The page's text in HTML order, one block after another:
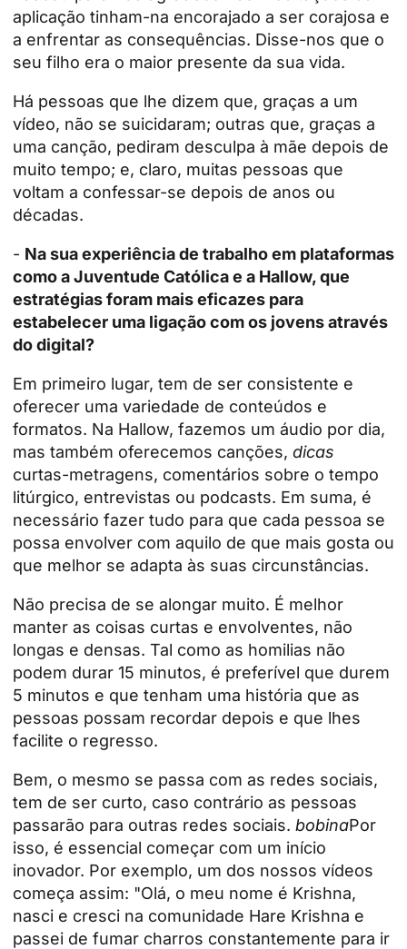
aplicação tinham-na encorajado a ser corajosa e
a enfrentar as consequências. Disse-nos que o
seu filho era o maior presente da sua vida.
Há pessoas que lhe dizem que, graças a um
vídeo, não se suicidaram; outras que, graças a
uma canção, pediram desculpa à mãe depois de
muito tempo; e, claro, muitas pessoas que
voltam a confessar-se depois de anos ou
décadas.
- Na sua experiência de trabalho em plataformas
como a Juventude Católica e a Hallow, que
estratégias foram mais eficazes para
estabelecer uma ligação com os jovens através
do digital?
Em primeiro lugar, tem de ser consistente e
oferecer uma variedade de conteúdos e
formatos. Na Hallow, fazemos um áudio por dia,
mas também oferecemos canções, dicas
curtas-metragens, comentários sobre o tempo
litúrgico, entrevistas ou podcasts. Em suma, é
necessário fazer tudo para que cada pessoa se
possa envolver com aquilo de que mais gosta ou
que melhor se adapta às suas circunstâncias.
Não precisa de se alongar muito. É melhor
manter as coisas curtas e envolventes, não
longas e densas. Tal como as homilias não
podem durar 15 minutos, é preferível que durem
5 minutos e que tenham uma história que as
pessoas possam recordar depois e que lhes
facilite o regresso.
Bem, o mesmo se passa com as redes sociais,
tem de ser curto, caso contrário as pessoas
passarão para outras redes sociais. bobinaPor
isso, é essencial começar com um início
inovador. Por exemplo, um dos nossos vídeos
começa assim: "Olá, o meu nome é Krishna,
nasci e cresci na comunidade Hare Krishna e
passei de fumar charros constantemente para ir